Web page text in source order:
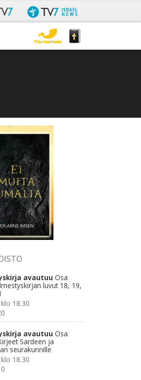
avautuu Osa
luvut 18, 19,
18.30
avautuu Osa
Sardeen ja
seurakunnille
18.30